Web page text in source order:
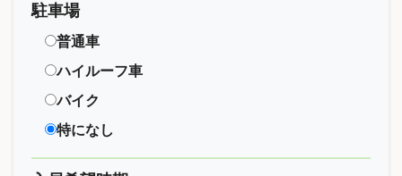
駐車場
普通車
ハイルーフ車
バイク
特になし